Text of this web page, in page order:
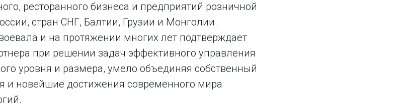
ресторанного бизнеса и предприятий розничной
стран СНГ, Балтии, Грузии и Монголии.
и на протяжении многих лет подтверждает
при решении задач эффективного управления
уровня и размера, умело объединяя собственный
и новейшие достижения современного мира